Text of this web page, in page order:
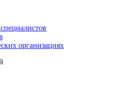
организациях